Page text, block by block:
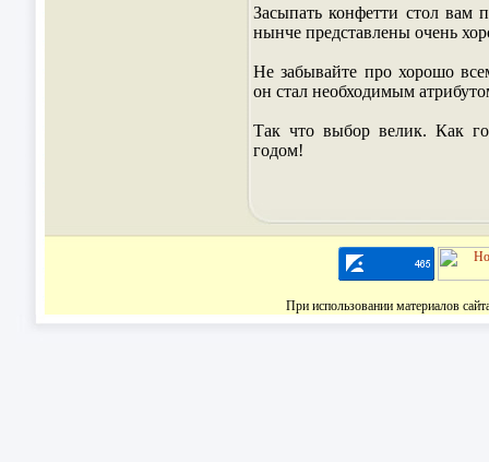
Засыпать конфетти стол вам
нынче представлены очень
Не забывайте про хорошо
он стал необходимым
Так что выбор велик. Как
годом!
При использовании материалов